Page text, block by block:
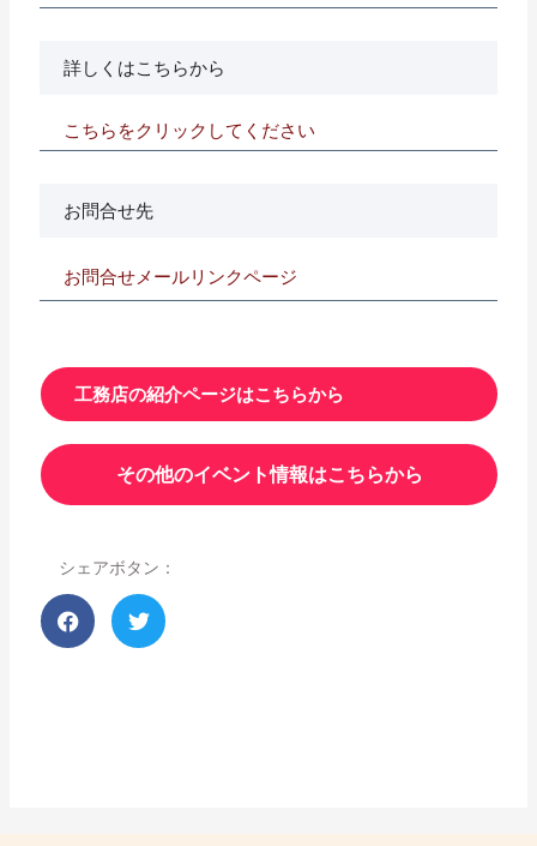
詳しくはこちらから
こちらをクリックしてください
お問合せ先
お問合せメールリンクページ
工務店の紹介ページはこちらから
その他のイベント情報はこちらから
シェアボタン：